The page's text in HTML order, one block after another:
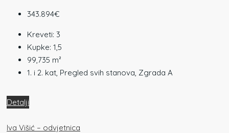
343.894€
Kreveti: 3
Kupke: 1,5
99,735 m²
1. i 2. kat, Pregled svih stanova, Zgrada A
Detalji
Iva Višić – odvjetnica